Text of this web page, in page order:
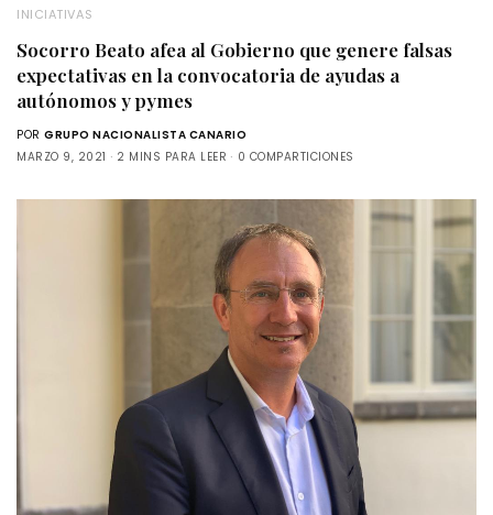
INICIATIVAS
Socorro Beato afea al Gobierno que genere falsas
expectativas en la convocatoria de ayudas a
autónomos y pymes
POR GRUPO NACIONALISTA CANARIO
MARZO 9, 2021
2 MINS PARA LEER 0 COMPARTICIONES